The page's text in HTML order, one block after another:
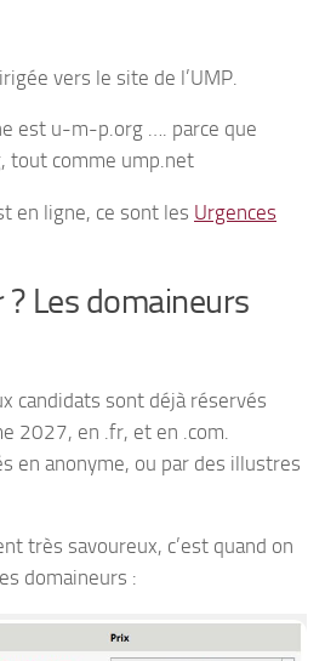
vers le site de l’UMP.
est u-m-p.org …. parce que
tout comme ump.net
en ligne, ce sont les Urgences
? Les domaineurs
candidats sont déjà réservés
2027, en .fr, et en .com.
en anonyme, ou par des illustres
très savoureux, c’est quand on
domaineurs :